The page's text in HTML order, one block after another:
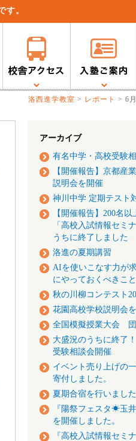
す。
洛西進学教室 > レポート > 6
アーカイブ
有名中学・高校受験
【開催報告】京都産
説明会を開催
神川中学 定期テスト
【開催報告】200名以
「高校入試情報セミ
うちに終了しました
洛進の夏期講習
AIを使いこなす力が
にやっておくべきこと
秋の川柳コンテスト
花園高校学校説明会
全国模擬授業大会 団
大盛況のうちに終了
受験相談会開催
イベント売り上げの
寄付しました。
夏期合宿を行いました
『陽祭フェスタ☀玉
を開催しました。
『高校入試情報セミ